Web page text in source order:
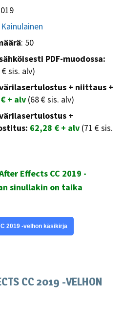
: 50
PDF-muodossa:
sis. alv)
+ niittaus +
+ alv (68 € sis. alv)
+
62,28 € + alv (71 € sis.
Effects CC 2019 -
sinullakin on taika
2019 -velhon käsikirja
CC 2019 -VELHON